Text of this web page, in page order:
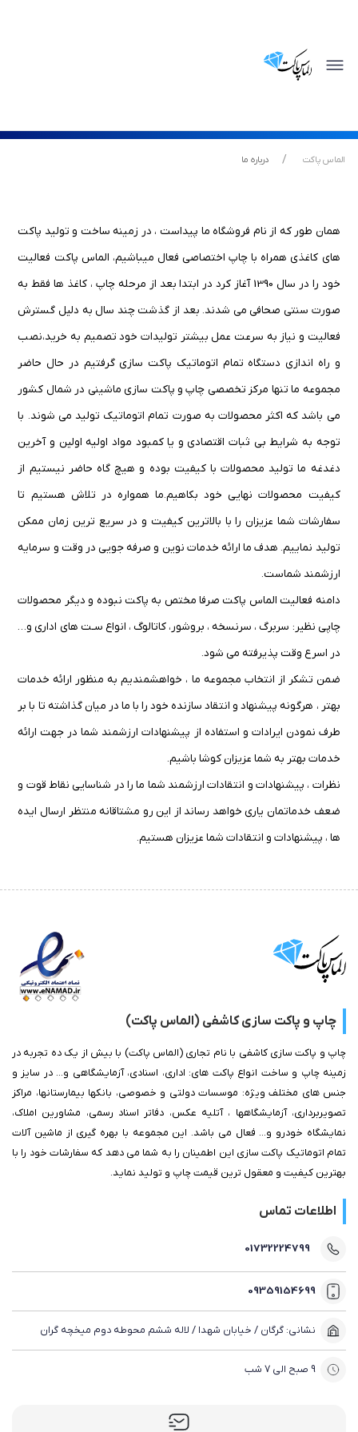
توجه !!!
الماس پاکت درباره ما
همان طور که از نام فروشگاه ما پیداست ، در زمینه ساخت و تولید پاکت
های کاغذی همراه با چاپ اختصاصی فعال میباشیم، الماس پاکت فعالیت
خود را در سال 1390 آغاز کرد در ابتدا بعد از مرحله چاپ ، کاغذ ها فقط به
صورت سنتی صحافی می شدند. بعد از گذشت چند سال به دلیل گسترش
فعالیت و نیاز به سرعت عمل بیشتر تولیدات خود تصمیم به خرید،نصب
و راه اندازی دستگاه تمام اتوماتیک پاکت سازی گرفتیم در حال حاضر
مجموعه ما تنها مرکز تخصصی چاپ و پاکت سازی ماشینی در شمال کشور
می باشد که اکثر محصولات به صورت تمام اتوماتیک تولید می شوند. با
توجه به شرایط بی ثبات اقتصادی و یا کمبود مواد اولیه اولین و آخرین
دغدغه ما تولید محصولات با کیفیت بوده و هیچ گاه حاضر نیستیم از
کیفیت محصولات نهایی خود بکاهیم.ما همواره در تلاش هستیم تا
سفارشات شما عزیزان را با بالاترین کیفیت و در سریع ترین زمان ممکن
تولید نماییم. هدف ما ارائه خدمات نوین و صرفه جویی در وقت و سرمایه
ارزشمند شماست.
دامنه فعالیت الماس پاکت صرفا مختص به پاکت نبوده و دیگر محصولات
چاپی نظیر: سربرگ ، سرنسخه ، بروشور، کاتالوگ ، انواع سـت های اداری و…
در اسرع وقت پذیرفته می شود.
ضمن تشکر از انتخاب مجموعه ما ، خواهشمندیم به منظور ارائه خدمات
بهتر ، هرگونه پیشنهاد و انتقاد سازنده خود را با ما در میان گذاشته تا با بر
طرف نمودن ایرادات و استفاده از پیشنهادات ارزشمند شما در جهت ارائه
خدمات بهتر به شما عزیزان کوشا باشیم.
نظرات ، پیشنهادات و انتقادات ارزشمند شما ما را در شناسایی نقاط قوت و
ضعف خدماتمان یاری خواهد رساند از این رو مشتاقانه منتظر ارسال ایده
ها ، پیشنهادات و انتقادات شما عزیزان هستیم.
چاپ و پاکت سازی کاشفی (الماس پاکت)
چاپ و پاکت سازی کاشفی با نام تجاری (الماس پاکت) با بیش از یک ده تجربه در
زمینه چاپ و ساخت انواع پاکت های: اداری، اسنادی، آزمایشگاهی و... در سایز و
جنس های مختلف ویژه: موسسات دولتی و خصوصی، بانکها بیمارستانها، مراکز
تصویربرداری، آزمایشگاهها ، آتلیه عکس، دفاتر اسناد رسمی، مشاورین املاک،
نمایشگاه خودرو و... فعال می باشد. این مجموعه با بهره گیری از ماشین آلات
تمام اتوماتیک پاکت سازی این اطمینان را به شما می دهد که سفارشات خود را با
بهترین کیفیت و معقول ترین قیمت چاپ و تولید نماید.
اطلاعات تماس
01732224799
09359154699
نشانی: گرگان / خیابان شهدا / لاله ششم محوطه دوم میخچه گران
9 صبح الی 7 شب